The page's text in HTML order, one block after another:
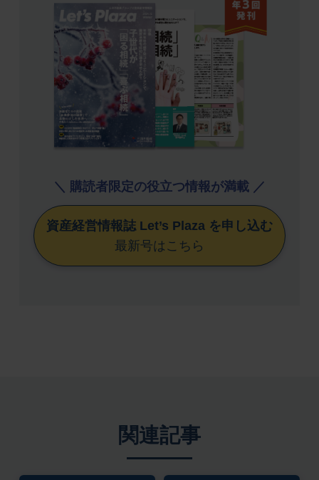
＼ 購読者限定の役立つ情報が満載 ／
資産経営情報誌 Let’s Plaza を申し込む
最新号はこちら
関連記事